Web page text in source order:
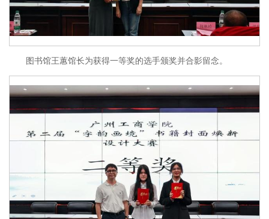
图书馆王蕙馆长为获得一等奖的选手颁奖并合影留念。